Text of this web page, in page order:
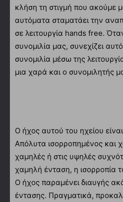
κλήση τη στιγμή που ακούμε
αυτόματα σταματάει την
σε λειτουργία hands free.
συνομιλία μας, συνεχίζει
συνομιλία μέσω της
μια χαρά και ο συνομιλητής
Ο ήχος αυτού του ηχείου
Απόλυτα ισορροπημένος και
χαμηλές ή στις υψηλές
χαμηλή ένταση, η ισορροπία
Ο ήχος παραμένει διαυγής
έντασης. Πραγματικά,